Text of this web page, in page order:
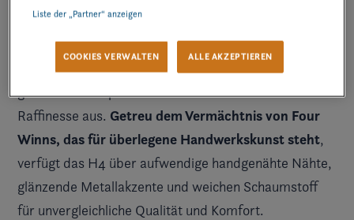
Jedes Detail des H4 wurde
eine erstklassige Ästhetik zu verkörpern. Von
weichen, griffigen Badeplattformmatten bis hin zu
gewebten Cockpitböden strahlen diese Feinarbeiten
Raffinesse aus. Getreu dem Vermächtnis von Four
Winns, das für überlegene Handwerkskunst steht,
verfügt das H4 über aufwendige handgenähte Nähte,
glänzende Metallakzente und weichen Schaumstoff
für unvergleichliche Qualität und Komfort.
Liste der „Partner“ anzeigen
COOKIES VERWALTEN ALLE AKZEPTIEREN